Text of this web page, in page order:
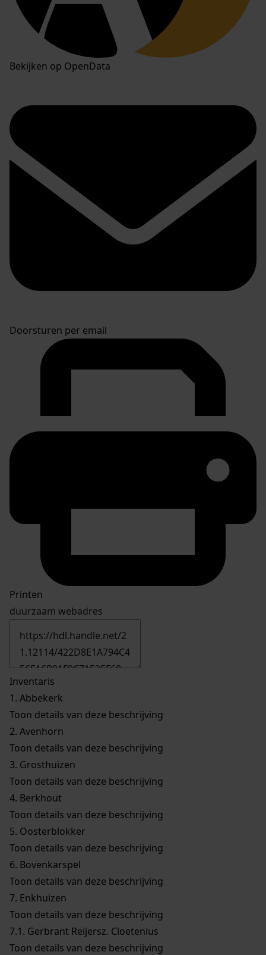
Bekijken op OpenData
Doorsturen per email
Printen
duurzaam webadres
Inventaris
1. Abbekerk
Toon details van deze beschrijving
2. Avenhorn
Toon details van deze beschrijving
3. Grosthuizen
Toon details van deze beschrijving
4. Berkhout
Toon details van deze beschrijving
5. Oosterblokker
Toon details van deze beschrijving
6. Bovenkarspel
Toon details van deze beschrijving
7. Enkhuizen
Toon details van deze beschrijving
7.1. Gerbrant Reijersz. Cloetenius
Toon details van deze beschrijving